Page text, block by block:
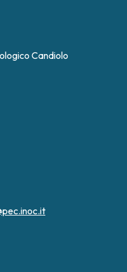
la dimensione
Candiolo